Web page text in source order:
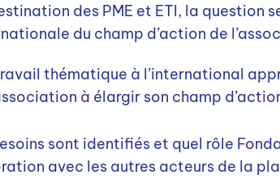
des PME et ETI, la question
du champ d’action de
thématique à l’international
à élargir son champ
sont identifiés et quel rôle
avec les autres acteurs de la